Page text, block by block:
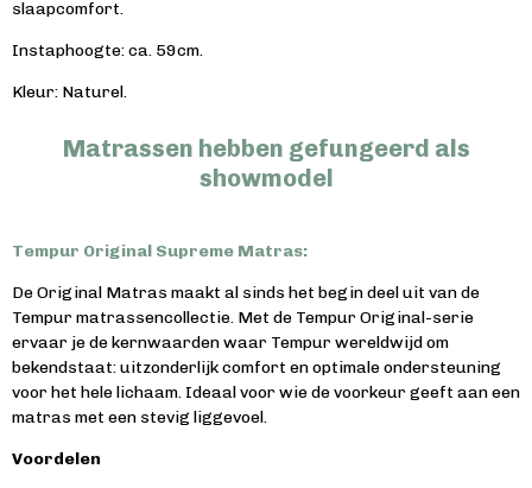
slaapcomfort.
Instaphoogte: ca. 59cm.
Kleur: Naturel.
Matrassen hebben gefungeerd als
showmodel
Tempur Original Supreme Matras:
De Original Matras maakt al sinds het begin deel uit van de
Tempur matrassencollectie. Met de Tempur Original-serie
ervaar je de kernwaarden waar Tempur wereldwijd om
bekendstaat: uitzonderlijk comfort en optimale ondersteuning
voor het hele lichaam. Ideaal voor wie de voorkeur geeft aan een
matras met een stevig liggevoel.
Voordelen